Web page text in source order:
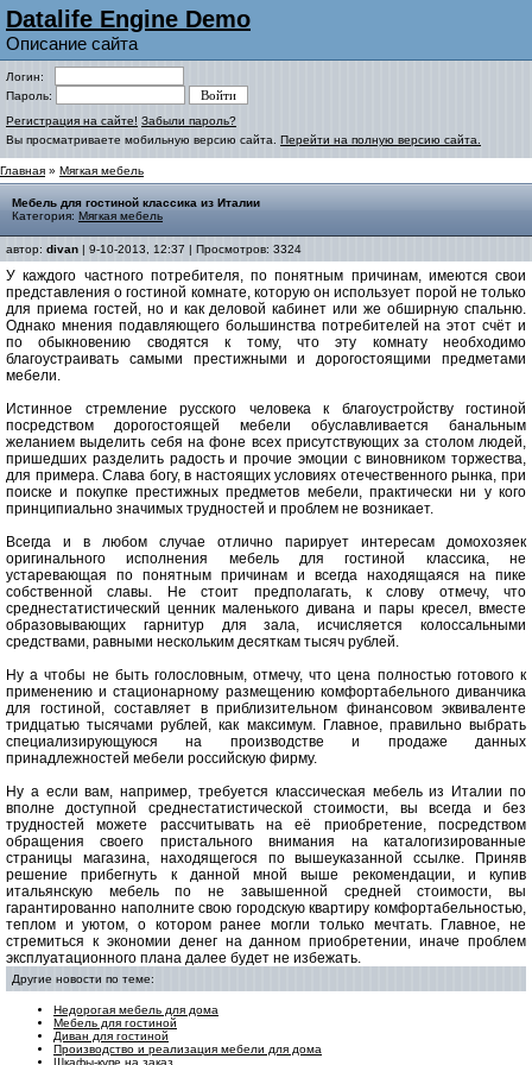
Datalife Engine Demo
Описание сайта
Логин:
Пароль:
Регистрация на сайте! Забыли пароль?
Вы просматриваете мобильную версию сайта. Перейти на полную версию сайта.
Главная » Мягкая мебель
Мебель для гостиной классика из Италии
Категория: Мягкая мебель
автор: divan | 9-10-2013, 12:37 | Просмотров: 3324
У каждого частного потребителя, по понятным причинам, имеются свои
представления о гостиной комнате, которую он использует порой не только
для приема гостей, но и как деловой кабинет или же обширную спальню.
Однако мнения подавляющего большинства потребителей на этот счёт и
по обыкновению сводятся к тому, что эту комнату необходимо
благоустраивать самыми престижными и дорогостоящими предметами
мебели.
Истинное стремление русского человека к благоустройству гостиной
посредством дорогостоящей мебели обуславливается банальным
желанием выделить себя на фоне всех присутствующих за столом людей,
пришедших разделить радость и прочие эмоции с виновником торжества,
для примера. Слава богу, в настоящих условиях отечественного рынка, при
поиске и покупке престижных предметов мебели, практически ни у кого
принципиально значимых трудностей и проблем не возникает.
Всегда и в любом случае отлично парирует интересам домохозяек
оригинального исполнения мебель для гостиной классика, не
устаревающая по понятным причинам и всегда находящаяся на пике
собственной славы. Не стоит предполагать, к слову отмечу, что
среднестатистический ценник маленького дивана и пары кресел, вместе
образовывающих гарнитур для зала, исчисляется колоссальными
средствами, равными нескольким десяткам тысяч рублей.
Ну а чтобы не быть голословным, отмечу, что цена полностью готового к
применению и стационарному размещению комфортабельного диванчика
для гостиной, составляет в приблизительном финансовом эквиваленте
тридцатью тысячами рублей, как максимум. Главное, правильно выбрать
специализирующуюся на производстве и продаже данных
принадлежностей мебели российскую фирму.
Ну а если вам, например, требуется классическая мебель из Италии по
вполне доступной среднестатистической стоимости, вы всегда и без
трудностей можете рассчитывать на её приобретение, посредством
обращения своего пристального внимания на каталогизированные
страницы магазина, находящегося по вышеуказанной ссылке. Приняв
решение прибегнуть к данной мной выше рекомендации, и купив
итальянскую мебель по не завышенной средней стоимости, вы
гарантированно наполните свою городскую квартиру комфортабельностью,
теплом и уютом, о котором ранее могли только мечтать. Главное, не
стремиться к экономии денег на данном приобретении, иначе проблем
эксплуатационного плана далее будет не избежать.
Другие новости по теме:
Недорогая мебель для дома
Мебель для гостиной
Диван для гостиной
Производство и реализация мебели для дома
Шкафы-купе на заказ